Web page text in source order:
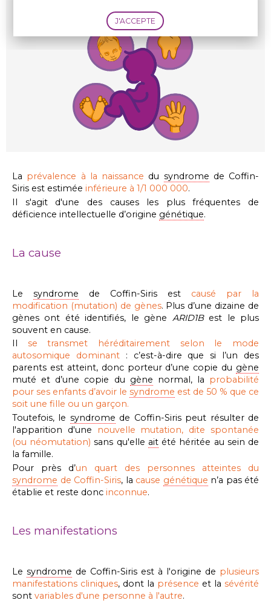
Syndromede Coffin-Siris
La prévalence à la naissance du syndrome de Coffin-
Siris est estimée inférieure à 1/1 000 000.
Il s'agit d'une des causes les plus fréquentes de
déficience intellectuelle d’origine génétique.
La cause
Le syndrome de Coffin-Siris est causé par la
modification (mutation) de gènes. Plus d’une dizaine de
gènes ont été identifiés, le gène ARID1B est le plus
souvent en cause.
se transmet héréditairement selon le mode
autosomique dominant: c’est-à-dire que si l’un des
parents est atteint, donc porteur d’une copie du gène
muté et d’une copie du gène normal, la probabilité
pour ses enfants d’avoir le syndrome est de 50 % que ce
soit une fille ou un garçon.
Toutefois, le syndrome de Coffin-Siris peut résulter de
l'apparition d'une nouvelle mutation, dite spontanée
(ou néomutation) sans qu'elle aitété héritée au sein de
la famille.
Pour près d’un quart des personnes atteintes du
syndrome de Coffin-Siris, la cause génétique n’a pas été
établie et reste donc inconnue.
Les manifestations
Le syndrome de Coffin-Siris est à l'origine de plusieurs
manifestations cliniques, dont la présence et la sévérité
sont variables d'une personne à l'autre.